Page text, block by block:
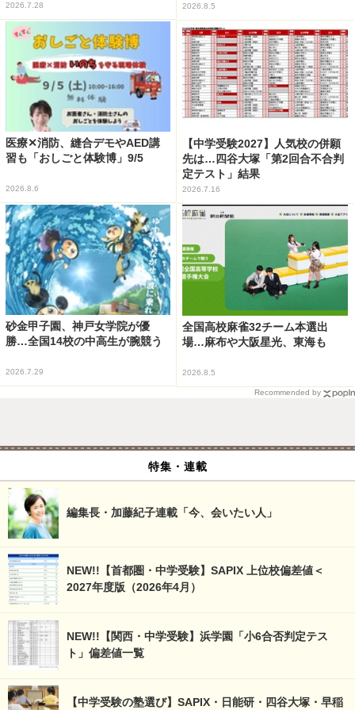
2026.7.28 2026.8.5
医療✕消防、縫合デモやAED講
習も「おしごと体験博」9/5
2026.8.6
【中学受験2027】人気校の併願
先は…四谷大塚「第2回合不合判
定テスト」結果
2026.7.16
砂金甲子園、神戸女学院が優
勝…全国14校の中高生が腕競う
2026.7.29
全国高校麻雀32チーム本選出
場…麻布や大阪星光、東海も
2026.8.5
Recommended by
特集・連載
編集長・加藤紀子連載「今、会いたい人」
NEW!!【首都圏・中学受験】SAPIX 上位校偏差値＜
2027年度版（2026年4月）
NEW!!【関西・中学受験】浜学園「小6合否判定テス
ト」偏差値一覧
【中学受験の塾選び】SAPIX・日能研・四谷大塚・早稲